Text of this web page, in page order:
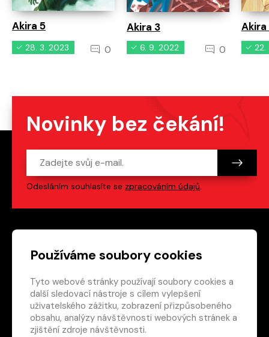
Používáme soubory cookies
Tyto webové stránky používají soubory cookies a
další sledovací nástroje s cílem vylepšení
uživatelského zážitku, zobrazení přizpůsobeného
obsahu, analýzy návštěvnosti webových stránek a
zjištění zdroje návštěvnosti.
Akira 5
28. 3. 2023 0
Akira 3
6. 9. 2022 0
Akira
22.
Novinky bez čekání!
Odesláním souhlasíte se zpracováním údajů.
Patička webu Odkazy na sociální
Vedlejší navigace
redakce@crew.cz
Ochrana soukromí
Nastavení cookies